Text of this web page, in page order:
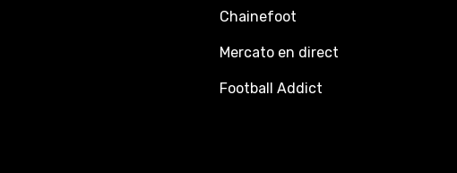
Chainefoot
Mercato en direct
Football Addict